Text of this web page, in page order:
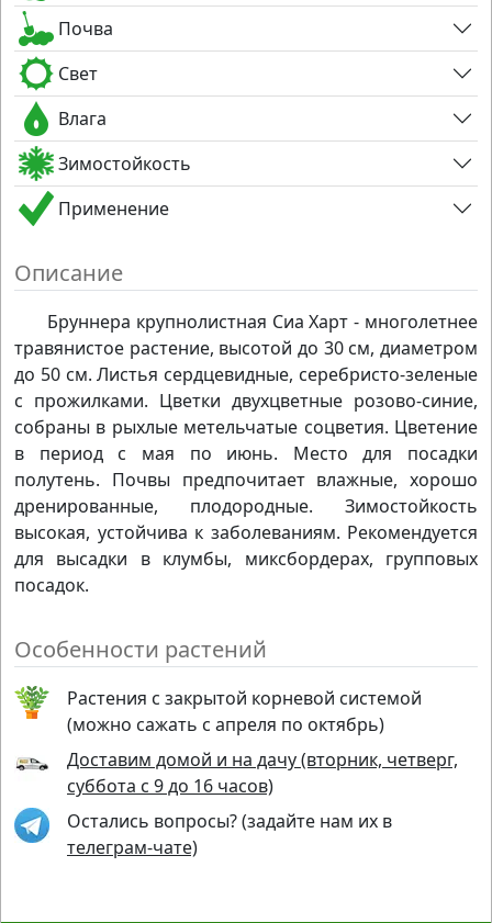
Почва
Свет
Влага
Зимостойкость
Применение
Описание
Бруннера крупнолистная Сиа Харт - многолетнее
травянистое растение, высотой до 30 см, диаметром
до 50 см. Листья сердцевидные, серебристо-зеленые
с прожилками. Цветки двухцветные розово-синие,
собраны в рыхлые метельчатые соцветия. Цветение
в период с мая по июнь. Место для посадки
полутень. Почвы предпочитает влажные, хорошо
дренированные, плодородные. Зимостойкость
высокая, устойчива к заболеваниям. Рекомендуется
для высадки в клумбы, миксбордерах, групповых
посадок.
Особенности растений
Растения с закрытой корневой системой
(можно сажать с апреля по октябрь)
Доставим домой и на дачу (вторник, четверг,
суббота с 9 до 16 часов)
Остались вопросы? (задайте нам их в
телеграм-чате)